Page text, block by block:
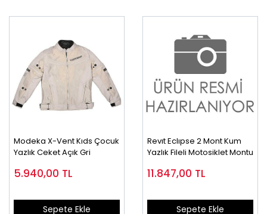
Modeka X-Vent Kıds Çocuk
Yazlık Ceket Açık Gri
5.940,00 TL
Sepete Ekle
Revıt Eclıpse 2 Mont Kum
Yazlık Fileli Motosiklet Montu
11.847,00 TL
Sepete Ekle